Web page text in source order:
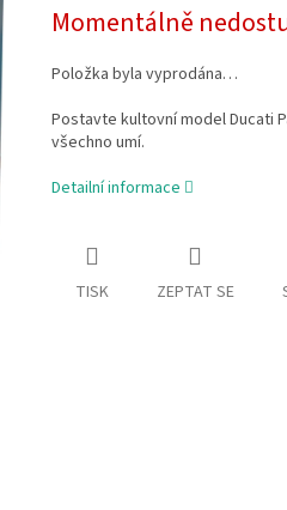
cena:
Momentálně
Položka byla vyprodána…
Postavte kultovní model Ducati
všechno umí.
Detailní informace
TISK ZEPTAT SE